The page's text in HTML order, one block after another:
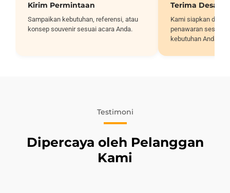
Kirim Permintaan
Sampaikan kebutuhan, referensi, atau
konsep souvenir sesuai acara Anda.
Terima Desain
Kami siapkan
penawaran sesuai
kebutuhan Anda.
Testimoni
Dipercaya oleh Pelanggan
Kami